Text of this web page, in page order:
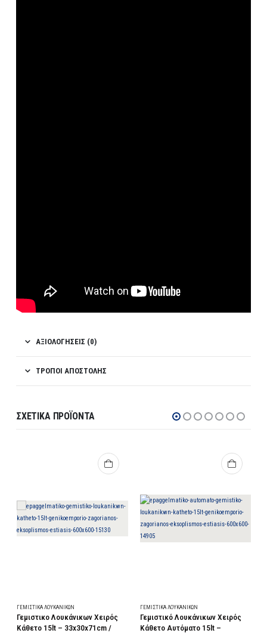
ΑΞΙΟΛΟΓΉΣΕΙΣ (0)
ΤΡΌΠΟΙ ΑΠΟΣΤΟΛΉΣ
ΣΧΕΤΙΚΆ ΠΡΟΪΌΝΤΑ
ΓΕΜΙΣΤΙΚΆ ΛΟΥΚΆΝΙΚΩΝ
Γεμιστικο Λουκάνικων Χειρός
Κάθετο 15lt – 33x30x71cm /
ΓΕΜΙΣΤΙΚΆ ΛΟΥΚΆΝΙΚΩΝ
Γεμιστικό Λουκάνικων Χειρός
Κάθετο Αυτόματο 15lt –